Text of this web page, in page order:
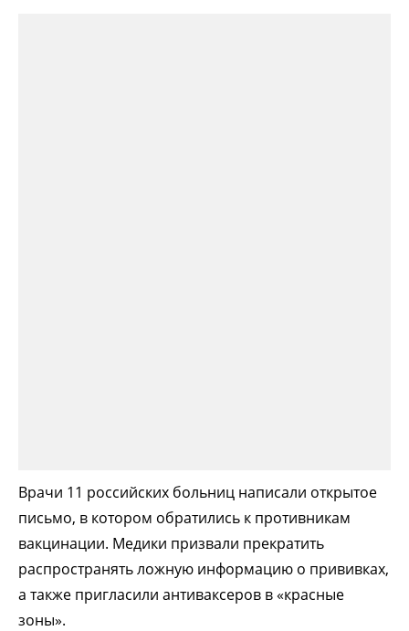
Врачи 11 российских больниц написали открытое
письмо, в котором обратились к противникам
вакцинации. Медики призвали прекратить
распространять ложную информацию о прививках,
а также пригласили антиваксеров в «красные
зоны».